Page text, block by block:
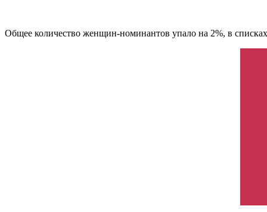
Общее количество женщин-номинантов упало на 2%, в